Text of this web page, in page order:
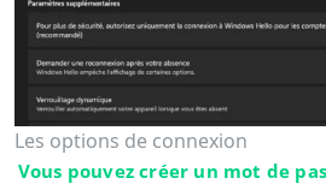
Les options de connexion
Vous pouvez créer un mot de